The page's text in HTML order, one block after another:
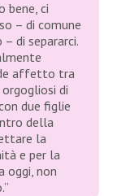
bene, ci
– di comune
di separarci.
affetto tra
di
due figlie
della
la
e per la
oggi, non